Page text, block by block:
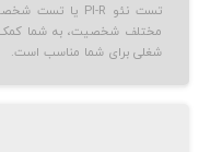
مختلف شخصیت، به شما کمک
شغلی برای شما مناسب است.